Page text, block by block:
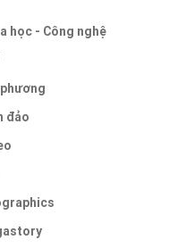
học - Công nghệ
đảo